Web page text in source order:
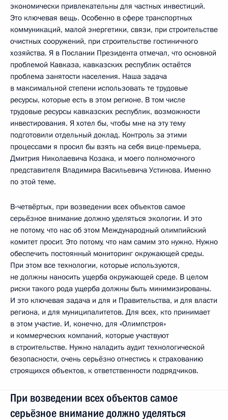
экономически привлекательны для частных инвестиций.
Это ключевая вещь. Особенно в сфере транспортных
коммуникаций, малой энергетики, связи, при строительстве
очистных сооружений, при строительстве гостиничного
хозяйства. Я в Послании Президента отмечал, что основной
проблемой Кавказа, кавказских республик остаётся
проблема занятости населения. Наша задача
в максимальной степени использовать те трудовые
ресурсы, которые есть в этом регионе. В том числе
трудовые ресурсы кавказских республик, возможности
инвестирования. Я хотел бы, чтобы мне на эту тему
подготовили отдельный доклад. Контроль за этими
процессами я просил бы взять на себя вице-премьера,
Дмитрия Николаевича Козака, и моего полномочного
представителя Владимира Васильевича Устинова. Именно
по этой теме.
В‑четвёртых, при возведении всех объектов самое
серьёзное внимание должно уделяться экологии. И это
не потому, что нас об этом Международный олимпийский
комитет просит. Это потому, что нам самим это нужно. Нужно
обеспечить постоянный мониторинг окружающей среды.
При этом все технологии, которые используются,
не должны наносить ущерба окружающей среде. В целом
риски такого рода ущерба должны быть минимизированы.
И это ключевая задача и для и Правительства, и для власти
региона, и для муниципалитетов. Для всех, кто принимает
в этом участие. И, конечно, для «Олимпстроя»
и коммерческих компаний, которые участвуют
в строительстве. Нужно наладить аудит технологической
безопасности, очень серьёзно отнестись к страхованию
строящихся объектов, к ответственности подрядчиков.
При возведении всех объектов самое
серьёзное внимание должно уделяться